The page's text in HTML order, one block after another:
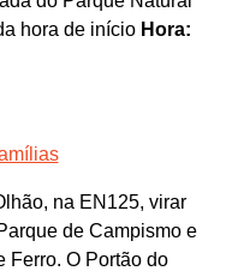
hora de início Hora:
na EN125, virar
de Campismo e
Ferro. O Portão do